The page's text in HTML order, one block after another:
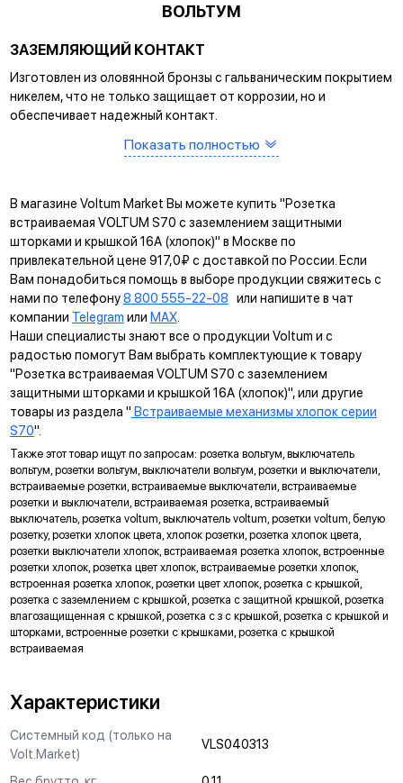
ВОЛЬТУМ
ЗАЗЕМЛЯЮЩИЙ КОНТАКТ
Изготовлен из оловянной бронзы с гальваническим покрытием
никелем, что не только защищает от коррозии, но и
обеспечивает надежный контакт.
САМОЗАЖИМНЫЕ КЛЕММЫ
КРЕПЛЕНИЕ EASY CLICK
Обеспечивает быстрое и легкое соединение механизма с
рамкой. Восемь фиксаторов по периметру нивелируют
неровности стены и надежно удерживают конструкцию.
УНИВЕРСАЛЬНЫЙ МОНТАЖ
Суппорт поддерживает установку механизма в
многопостовые рамки как по горизонтали, так и по вертикали.
ДИАГОНАЛЬНЫЕ ОТВЕРСТИЯ СУППОРТА
Предназначены для удобного крепления механизмов в
нестандартных условиях, не требующих применения
подрозетников.
МАРКИРОВКА
Метка для точного определения длины зачистки изоляции
проводов, упрощающая и ускоряющая процесс монтажа.
АНКЕРНОЕ КРЕПЛЕНИЕ
Надежно фиксирует механизм в подрозетнике, не мешая
монтажу и не выпадая из свободного положения.
ЗАЩИТА
эксплуатацию и исключая вероятность замыкания на детали
корпуса.
КРЕПЛЕНИЕ "ШИП-ПАЗ"
Показать полностью
В магазине Voltum Market Вы можете купить "Розетка
встраиваемая VOLTUM S70 с заземлением защитными
шторками и крышкой 16А (хлопок)" в Москве по
привлекательной цене 917,0₽ с доставкой по России. Если
Вам понадобиться помощь в выборе продукции свяжитесь с
нами по телефону8 800 555-22-08 или напишите в чат
компании Telegram или MAX.
Наши специалисты знают все о продукции Voltum и с
радостью помогут Вам выбрать комплектующие к товару
"Розетка встраиваемая VOLTUM S70 с заземлением
защитными шторками и крышкой 16А (хлопок)", или другие
товары из раздела " Встраиваемые механизмы хлопок серии
S70".
Также этот товар ищут по запросам: розетка вольтум, выключатель
вольтум, розетки вольтум, выключатели вольтум, розетки и выключатели,
встраиваемые розетки, встраиваемые выключатели, встраиваемые
розетки и выключатели, встраиваемая розетка, встраиваемый
выключатель, розетка voltum, выключатель voltum, розетки voltum, белую
розетку, розетки хлопок цвета, хлопок розетки, розетка хлопок цвета,
розетки выключатели хлопок, встраиваемая розетка хлопок, встроенные
розетки хлопок, розетка цвет хлопок, встраиваемые розетки хлопок,
встроенная розетка хлопок, розетки цвет хлопок, розетка с крышкой,
розетка с заземлением с крышкой, розетка с защитной крышкой, розетка
влагозащищенная с крышкой, розетка с з с крышкой, розетка с крышкой и
шторками, встроенные розетки с крышками, розетка с крышкой
встраиваемая
Характеристики
Системный код (только на
Volt.Market)
VLS040313